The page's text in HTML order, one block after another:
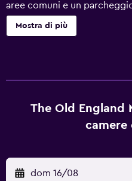
aree comuni e un
includono supporto per la
biglietti, un giardino e una
con una vasca da bagno a
pantofole e set di cortesia
Mostra di più
The Old England
camere
dom 16/08